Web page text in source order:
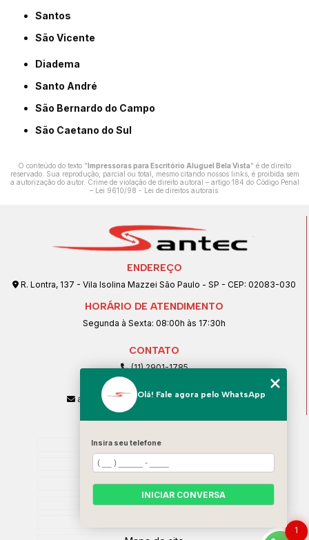
Santos
São Vicente
Diadema
Santo André
São Bernardo do Campo
São Caetano do Sul
O conteúdo do texto "Impressoras para Escritório Aluguel Bela Vista" é de direito
reservado. Sua reprodução, parcial ou total, mesmo citando nossos links, é proibida sem
a autorização do autor. Crime de violação de direito autoral – artigo 184 do Código Penal
– Lei 9610/98 - Lei de direitos autorais.
ENDEREÇO
R. Lontra, 137 - Vila Isolina Mazzei São Paulo - SP - CEP: 02083-030
HORÁRIO DE ATENDIMENTO
Segunda à Sexta: 08:00h às 17:30h
CONTATO
(11) 2901-1785
(11) 99239-1832
atendimento@santeccopiadoras.com.br
Home
Empresa
SERVIÇOS
Contato
1
Olá! Fale agora pelo WhatsApp
Insira seu telefone
INICIAR CONVERSA